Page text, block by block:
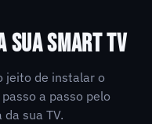
SUA SMART TV
jeito de instalar o
a passo pelo
sua TV.